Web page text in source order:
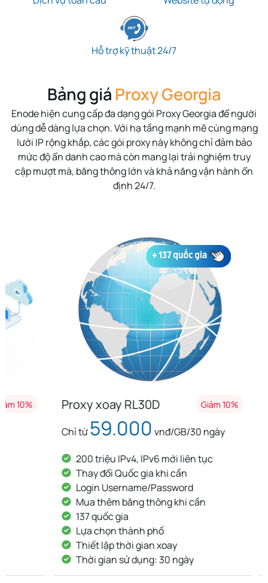
Hỗ trợ kỹ thuật 24/7
Bảng giá Proxy Georgia
Enode hiện cung cấp đa dạng gói Proxy Georgia để người
dùng dễ dàng lựa chọn. Với hạ tầng mạnh mẽ cùng mạng
lưới IP rộng khắp, các gói proxy này không chỉ đảm bảo
mức độ ẩn danh cao mà còn mang lại trải nghiệm truy
cập mượt mà, băng thông lớn và khả năng vận hành ổn
định 24/7.
Proxy xoay RL30D Giảm 10%
59.000vnđ/GB/30 ngày
200 triệu IPv4, IPv6 mới liên tục
Thay đổi Quốc gia khi cần
Login Username/Password
Mua thêm băng thông khi cần
137 quốc gia
Lựa chọn thành phố
Thiết lập thời gian xoay
Thời gian sử dụng: 30 ngày
Proxy
Chỉ từ